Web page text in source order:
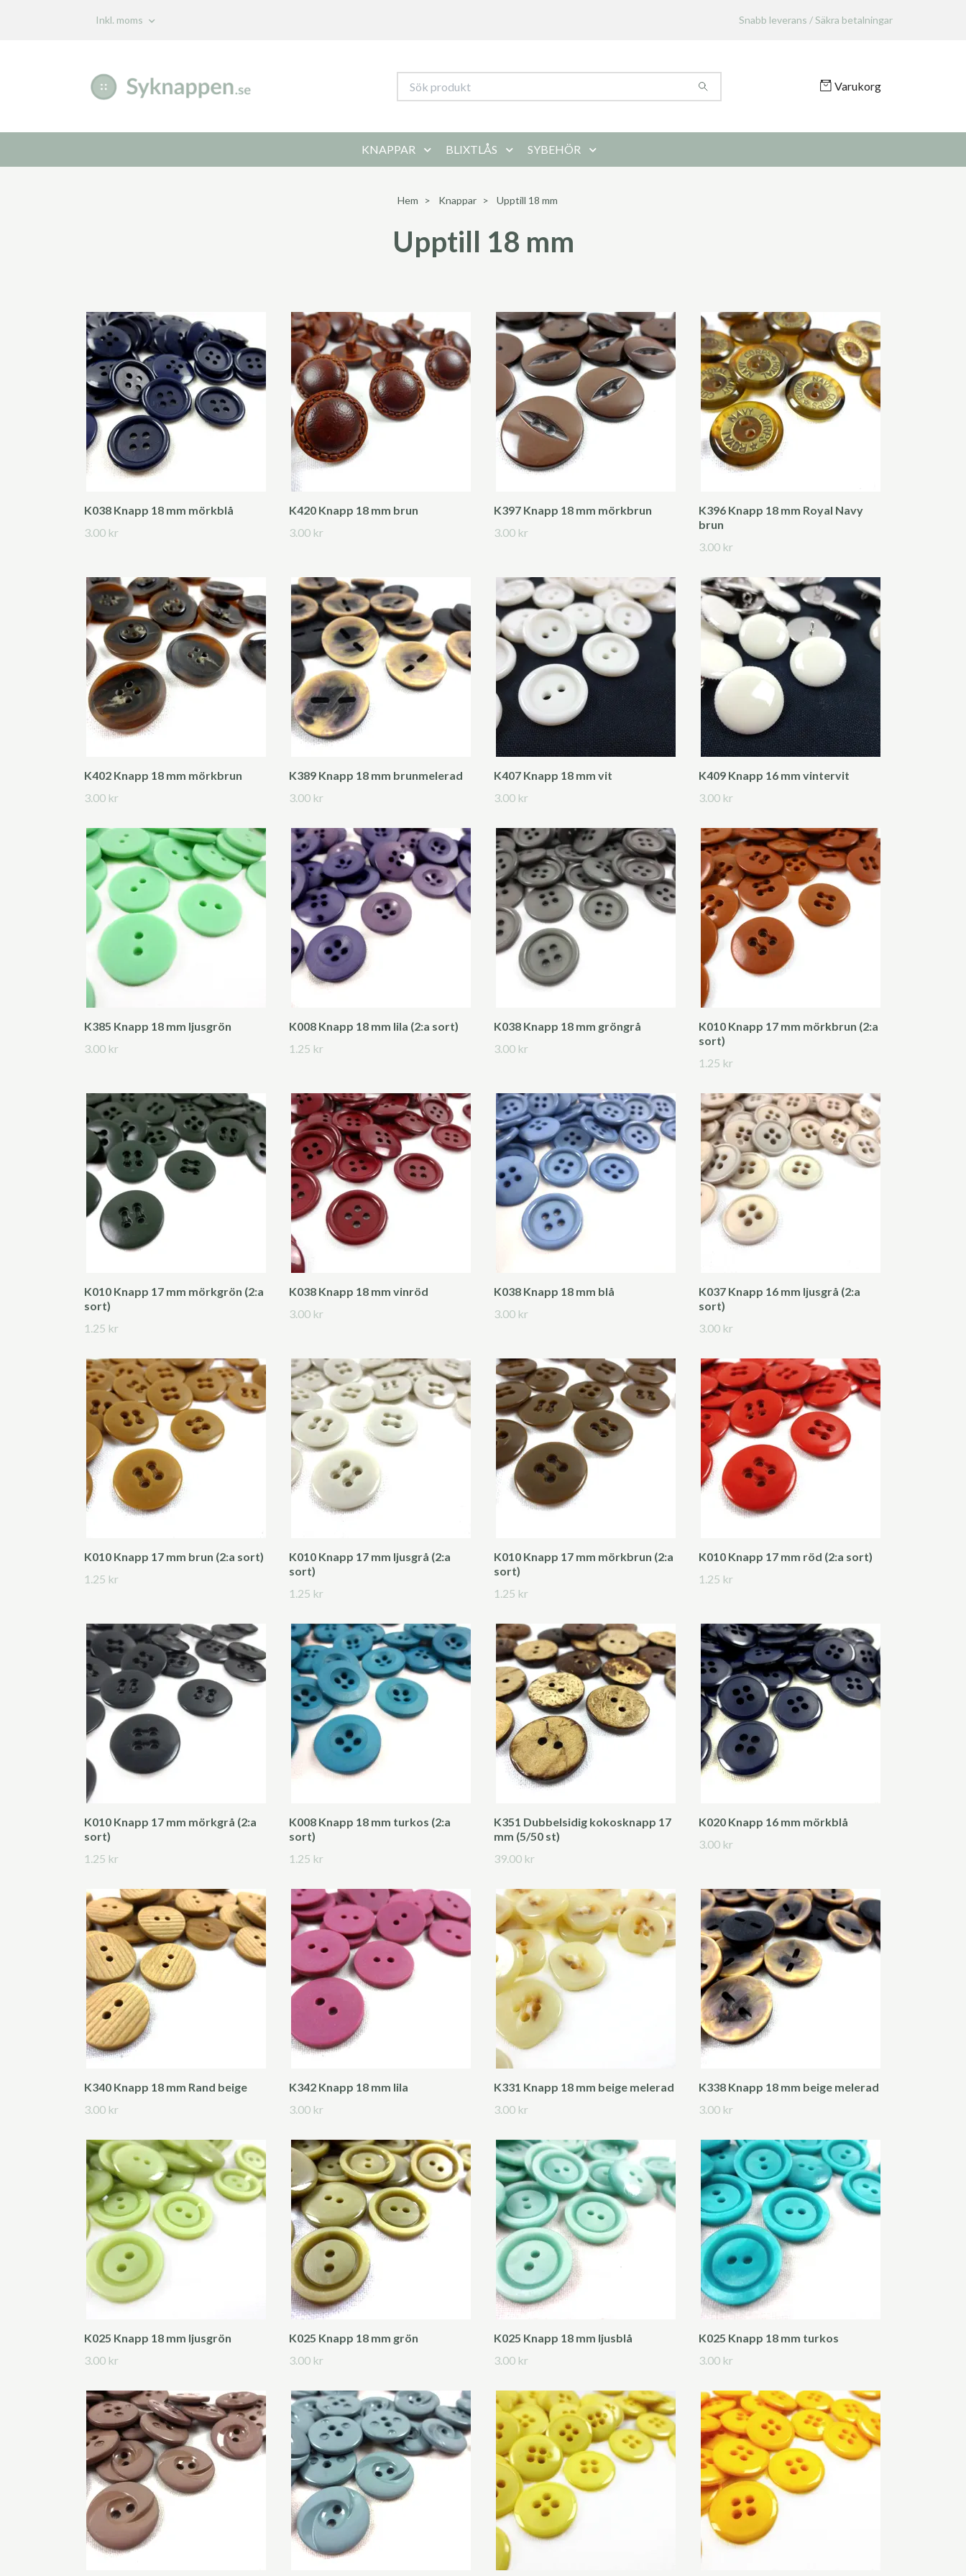
Inkl. moms Snabb leverans / Säkra betalningar
Varukorg
KNAPPAR BLIXTLÅS SYBEHÖR
Hem Knappar Upptill 18 mm
Upptill 18 mm
K038 Knapp 18 mm mörkblå
3.00 kr
K420 Knapp 18 mm brun
3.00 kr
K397 Knapp 18 mm mörkbrun
3.00 kr
K396 Knapp 18 mm Royal Navy
brun
3.00 kr
K402 Knapp 18 mm mörkbrun
3.00 kr
K389 Knapp 18 mm brunmelerad
3.00 kr
K407 Knapp 18 mm vit
3.00 kr
K409 Knapp 16 mm vintervit
3.00 kr
K385 Knapp 18 mm ljusgrön
3.00 kr
K008 Knapp 18 mm lila (2:a sort)
1.25 kr
K038 Knapp 18 mm gröngrå
3.00 kr
K010 Knapp 17 mm mörkbrun (2:a
sort)
1.25 kr
K010 Knapp 17 mm mörkgrön (2:a
sort)
1.25 kr
K038 Knapp 18 mm vinröd
3.00 kr
K038 Knapp 18 mm blå
3.00 kr
K037 Knapp 16 mm ljusgrå (2:a
sort)
3.00 kr
K010 Knapp 17 mm brun (2:a sort)
1.25 kr
K010 Knapp 17 mm ljusgrå (2:a
sort)
1.25 kr
K010 Knapp 17 mm mörkbrun (2:a
sort)
1.25 kr
K010 Knapp 17 mm röd (2:a sort)
1.25 kr
K010 Knapp 17 mm mörkgrå (2:a
sort)
1.25 kr
K008 Knapp 18 mm turkos (2:a
sort)
1.25 kr
K351 Dubbelsidig kokosknapp 17
mm (5/50 st)
39.00 kr
K020 Knapp 16 mm mörkblå
3.00 kr
K340 Knapp 18 mm Rand beige
3.00 kr
K342 Knapp 18 mm lila
3.00 kr
K331 Knapp 18 mm beige melerad
3.00 kr
K338 Knapp 18 mm beige melerad
3.00 kr
K025 Knapp 18 mm ljusgrön
3.00 kr
K025 Knapp 18 mm grön
3.00 kr
K025 Knapp 18 mm ljusblå
3.00 kr
K025 Knapp 18 mm turkos
3.00 kr